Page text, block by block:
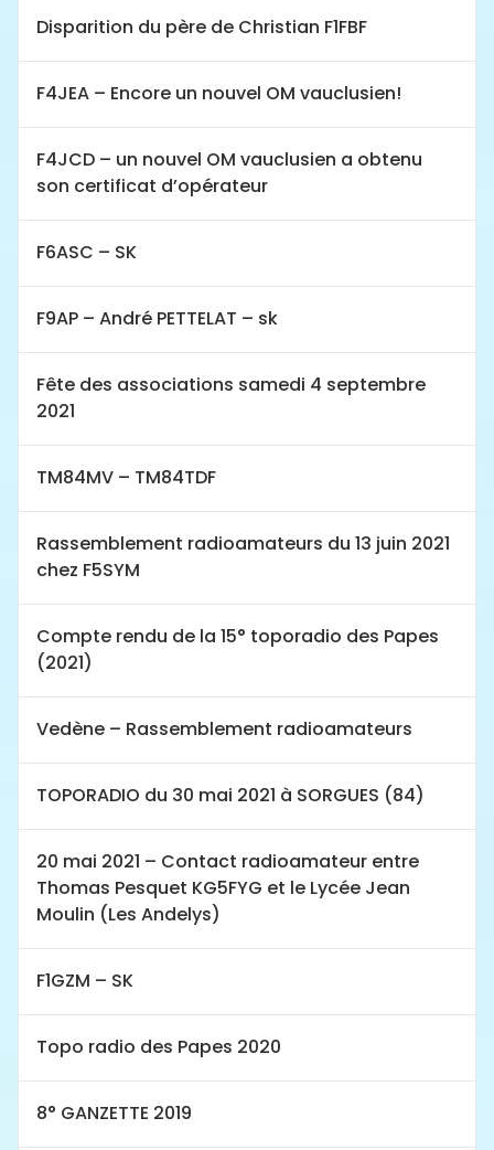
Disparition du père de Christian F1FBF
F4JEA – Encore un nouvel OM vauclusien!
F4JCD – un nouvel OM vauclusien a obtenu
son certificat d’opérateur
F6ASC – SK
F9AP – André PETTELAT – sk
Fête des associations samedi 4 septembre
2021
TM84MV – TM84TDF
Rassemblement radioamateurs du 13 juin 2021
chez F5SYM
Compte rendu de la 15° toporadio des Papes
(2021)
Vedène – Rassemblement radioamateurs
TOPORADIO du 30 mai 2021 à SORGUES (84)
20 mai 2021 – Contact radioamateur entre
Thomas Pesquet KG5FYG et le Lycée Jean
Moulin (Les Andelys)
F1GZM – SK
Topo radio des Papes 2020
8° GANZETTE 2019